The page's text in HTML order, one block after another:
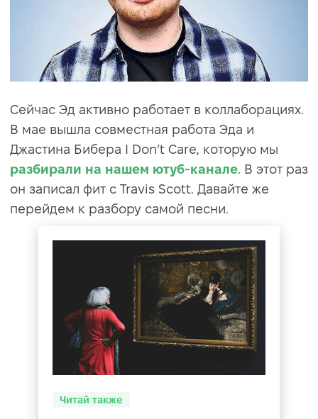
Сейчас Эд активно работает в коллаборациях.
В мае вышла совместная работа Эда и
Джастина Бибера I Don’t Care, которую мы
разбирали на нашем ютуб-канале. В этот раз
он записал фит с Travis Scott. Давайте же
перейдем к разбору самой песни.
Читай также